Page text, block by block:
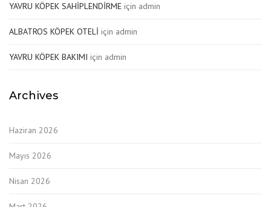
YAVRU KÖPEK SAHİPLENDİRME için admin
ALBATROS KÖPEK OTELİ için admin
YAVRU KÖPEK BAKIMI için admin
Archives
Haziran 2026
Mayıs 2026
Nisan 2026